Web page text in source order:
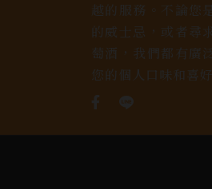
越的服務。不論您
的威士忌，或者尋
萄酒，我們都有廣
您的個人口味和喜好